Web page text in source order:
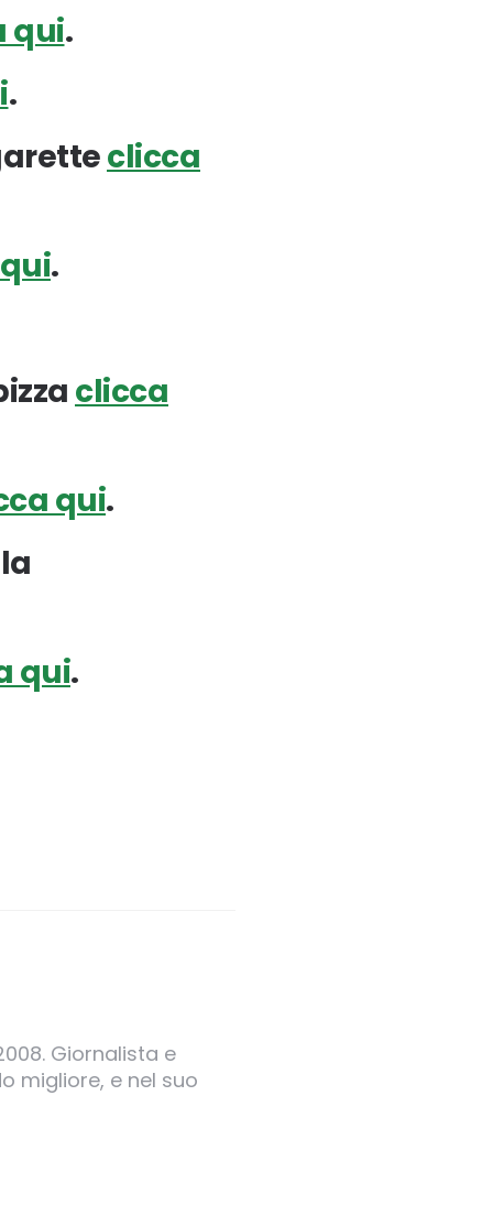
qui.
.
clicca
.
clicca
qui.
qui.
Giornalista e
migliore, e nel suo